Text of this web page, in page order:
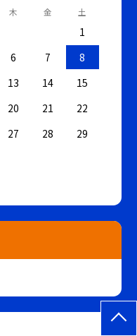
木 金 土
1
6 7
8
13 14
15
20 21
22
27 28
29